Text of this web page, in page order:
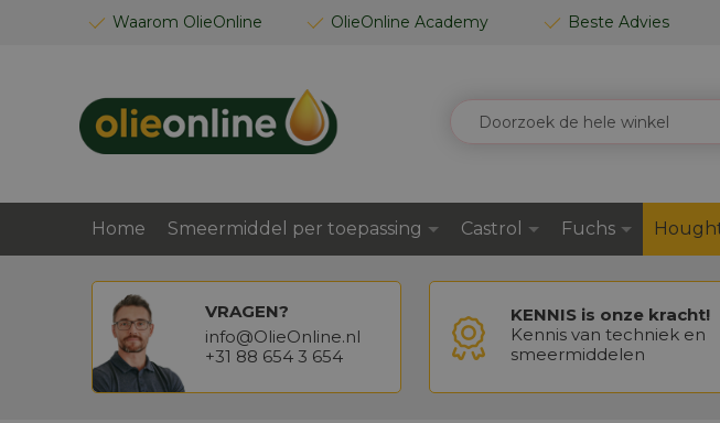
Waarom OlieOnline OlieOnline Academy Beste Advies
GA
ZOEK
Home Smeermiddel per toepassing Castrol Fuchs
VRAGEN?
info@OlieOnline.nl
+31 88 654 3 654
KENNIS is onze kracht!
Kennis van techniek en
smeermiddelen